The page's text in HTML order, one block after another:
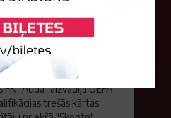
galda
"Auda" aizvadīja UEFA
trešās kārtas